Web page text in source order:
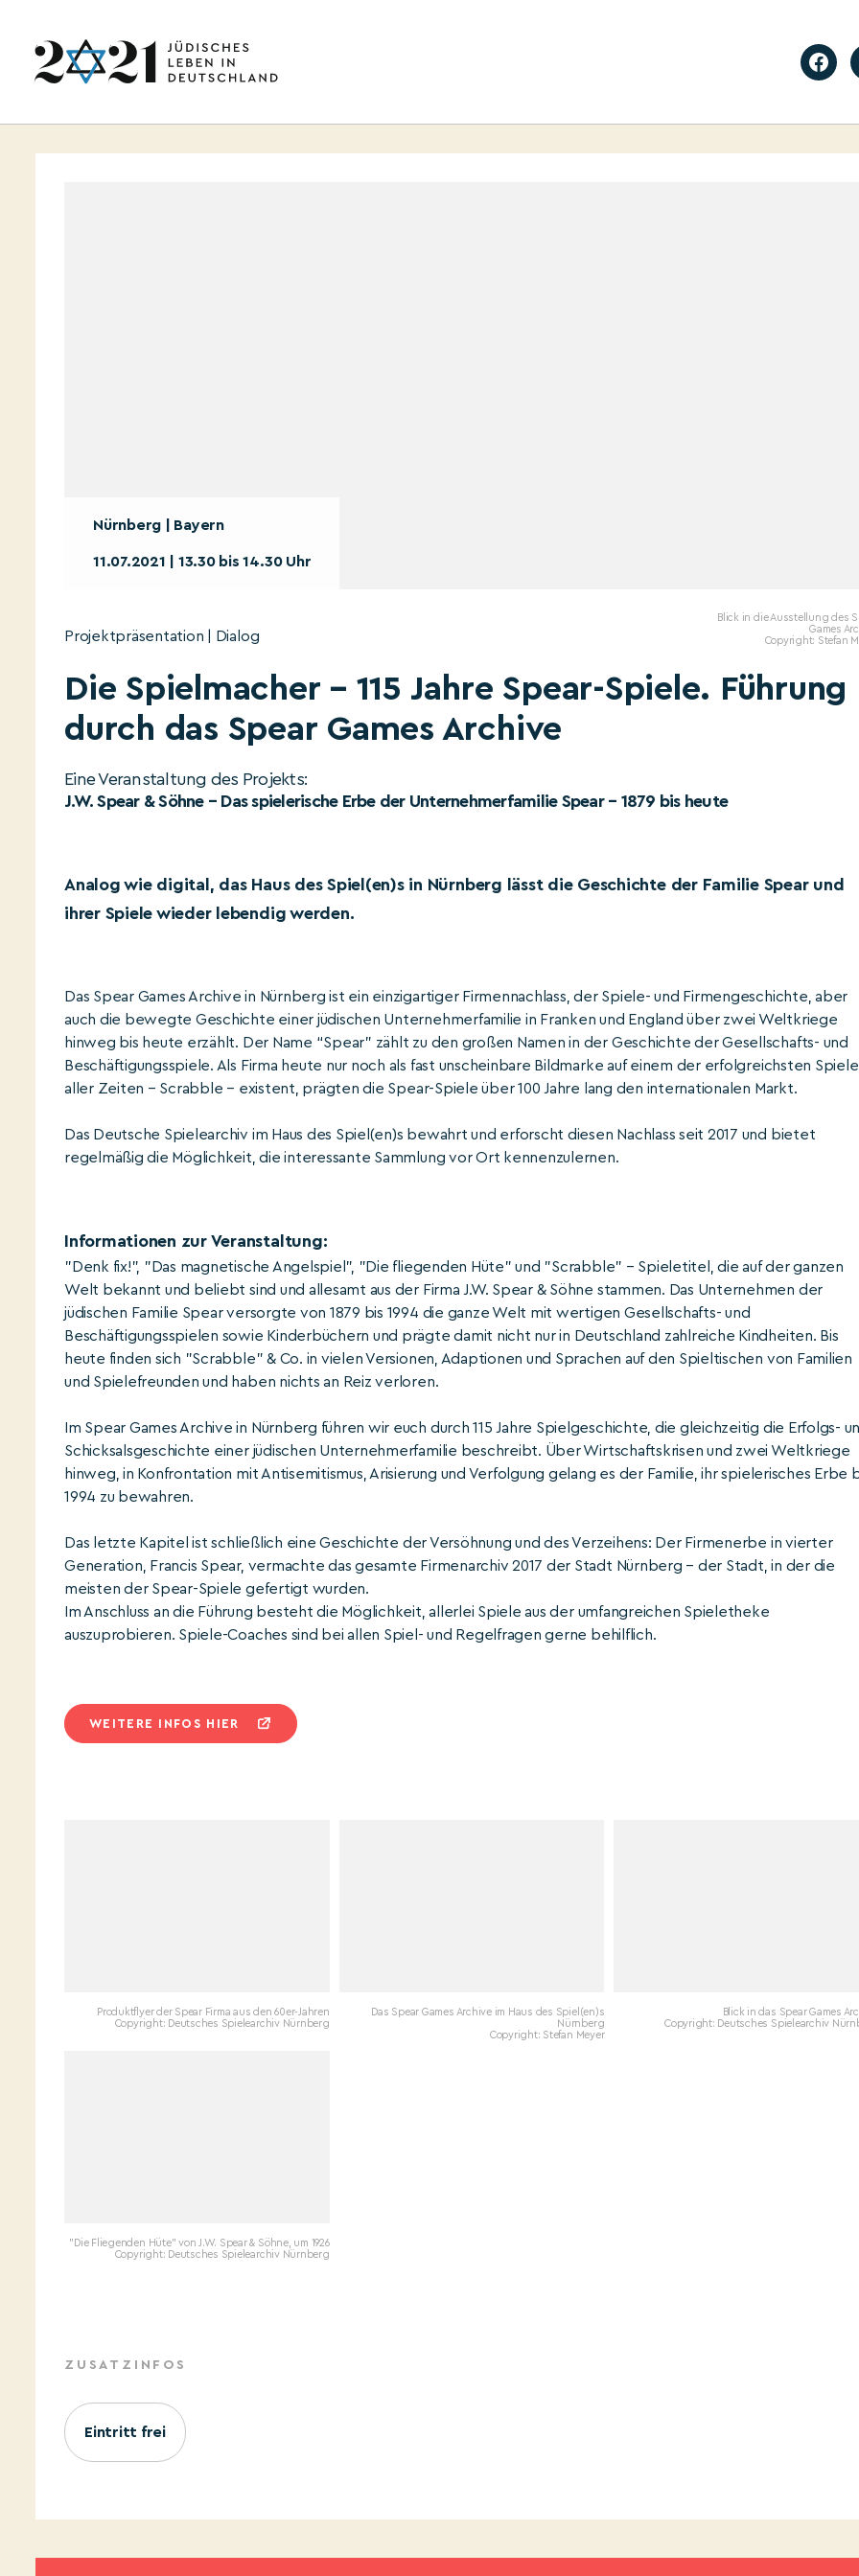
Nürnberg | Bayern
11.07.2021 | 13.30 bis 14.30 Uhr
Blick in die Ausstellung des
Games
Copyright: Stefan
Projektpräsentation | Dialog
Die Spielmacher – 115 Jahre Spear-Spiele. Führung
durch das Spear Games Archive
Eine Veranstaltung des Projekts:
J.W. Spear & Söhne – Das spielerische Erbe der Unternehmerfamilie Spear – 1879 bis heute
Analog wie digital, das Haus des Spiel(en)s in Nürnberg lässt die Geschichte der Familie Spear und
ihrer Spiele wieder lebendig werden.
Das Spear Games Archive in Nürnberg ist ein einzigartiger Firmennachlass, der Spiele- und Firmengeschichte, aber
auch die bewegte Geschichte einer jüdischen Unternehmerfamilie in Franken und England über zwei Weltkriege
hinweg bis heute erzählt. Der Name “Spear” zählt zu den großen Namen in der Geschichte der Gesellschafts- und
Beschäftigungsspiele. Als Firma heute nur noch als fast unscheinbare Bildmarke auf einem der erfolgreichsten Spiele
aller Zeiten – Scrabble – existent, prägten die Spear-Spiele über 100 Jahre lang den internationalen Markt.
Das Deutsche Spielearchiv im Haus des Spiel(en)s bewahrt und erforscht diesen Nachlass seit 2017 und bietet
regelmäßig die Möglichkeit, die interessante Sammlung vor Ort kennenzulernen.
Informationen zur Veranstaltung:
"Denk fix!", "Das magnetische Angelspiel", "Die fliegenden Hüte" und "Scrabble" – Spieletitel, die auf der ganzen
Welt bekannt und beliebt sind und allesamt aus der Firma J.W. Spear & Söhne stammen. Das Unternehmen der
jüdischen Familie Spear versorgte von 1879 bis 1994 die ganze Welt mit wertigen Gesellschafts- und
Beschäftigungsspielen sowie Kinderbüchern und prägte damit nicht nur in Deutschland zahlreiche Kindheiten. Bis
heute finden sich "Scrabble" & Co. in vielen Versionen, Adaptionen und Sprachen auf den Spieltischen von Familien
und Spielefreunden und haben nichts an Reiz verloren.
Im Spear Games Archive in Nürnberg führen wir euch durch 115 Jahre Spielgeschichte, die gleichzeitig die Erfolgs-
Schicksalsgeschichte einer jüdischen Unternehmerfamilie beschreibt. Über Wirtschaftskrisen und zwei Weltkriege
hinweg, in Konfrontation mit Antisemitismus, Arisierung und Verfolgung gelang es der Familie, ihr spielerisches Erbe
1994 zu bewahren.
Das letzte Kapitel ist schließlich eine Geschichte der Versöhnung und des Verzeihens: Der Firmenerbe in vierter
Generation, Francis Spear, vermachte das gesamte Firmenarchiv 2017 der Stadt Nürnberg – der Stadt, in der die
meisten der Spear-Spiele gefertigt wurden.
Im Anschluss an die Führung besteht die Möglichkeit, allerlei Spiele aus der umfangreichen Spieletheke
auszuprobieren. Spiele-Coaches sind bei allen Spiel- und Regelfragen gerne behilflich.
WEITERE INFOS HIER
Produktflyer der Spear Firma aus den 60er-Jahren
Copyright: Deutsches Spielearchiv Nürnberg
Das Spear Games Archive im Haus des Spiel(en)s
Nürnberg
Copyright: Stefan Meyer
Blick in das Spear Games
Copyright: Deutsches Spielearchiv
"Die Fliegenden Hüte" von J.W. Spear & Söhne, um 1926
Copyright: Deutsches Spielearchiv Nürnberg
ZUSATZINFOS
Eintritt frei